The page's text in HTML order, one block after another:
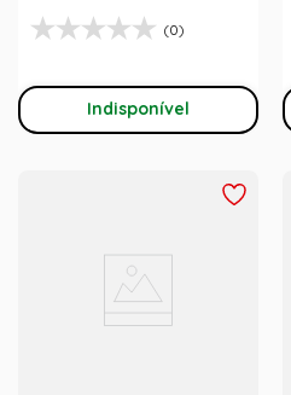
(0)
Indisponível